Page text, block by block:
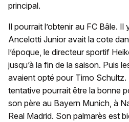
principal.
Il pourrait l’obtenir au FC Bâle. Il
Ancelotti Junior avait la cote
l’époque, le directeur sportif
jusqu’à la fin de la saison. Puis
avaient opté pour Timo Schultz.
tentative pourrait être la bonne
son père au Bayern Munich, à
Real Madrid. Son palmarès est